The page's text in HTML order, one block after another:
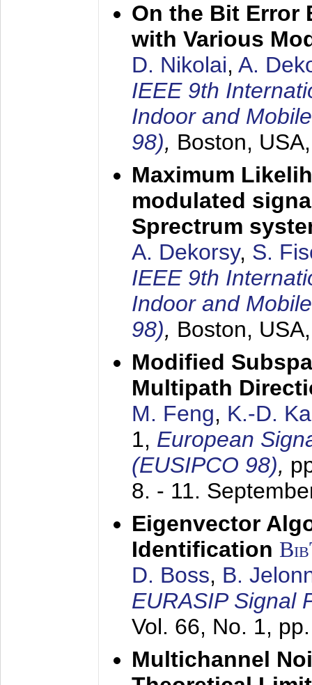
On the Bit Error
with Various
D. Nikolai, A.
IEEE 9th
Indoor and
98), Boston,
Maximum
modulated
Sprectrum
A. Dekorsy, S.
IEEE 9th
Indoor and
98), Boston,
Modified
Multipath
M. Feng, K.-D.
1, European
(EUSIPCO 98),
8. - 11.
Eigenvector
Identification
D. Boss, B.
EURASIP Signal
Vol. 66, No. 1,
Multichannel